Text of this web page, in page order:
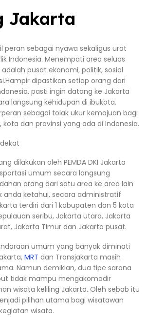
Jakarta
peran sebagai nyawa sekaligus urat
Indonesia. Menempati area seluas
adalah pusat ekonomi, politik, sosial
dipastikan setiap orang dari
pasti ingin datang ke Jakarta
langsung kehidupan di ibukota.
sebagai tolak ukur kemajuan bagi
dan provinsi yang ada di Indonesia.
dilakukan oleh PEMDA DKI Jakarta
umum secara langsung
orang dari satu area ke area lain
anda ketahui, secara administratif
terdiri dari 1 kabupaten dan 5 kota
seribu, Jakarta utara, Jakarta
Jakarta Timur dan Jakarta pusat.
umum yang banyak diminati
MRT dan Transjakarta masih
Namun demikian, dua tipe sarana
tidak mampu mengakomodir
wisata keliling Jakarta. Oleh sebab itu
pilihan utama bagi wisatawan
wisata.